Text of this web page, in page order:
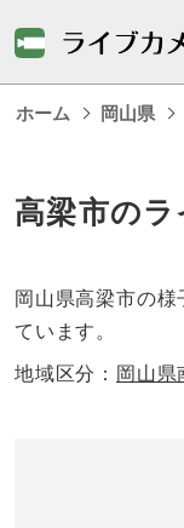
ホーム 岡山県
高梁市の
岡山県高梁市の
ています。
地域区分： 岡山県